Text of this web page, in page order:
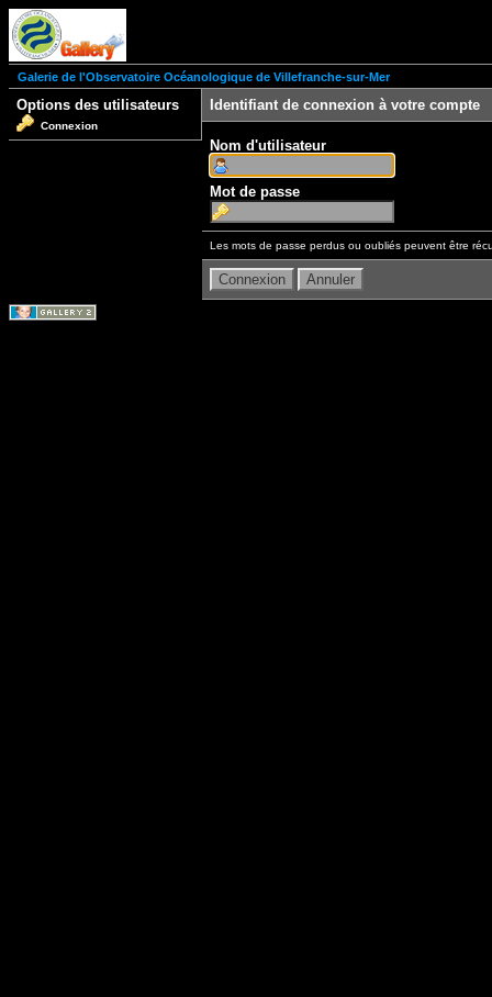
Galerie de l'Observatoire Océanologique de Villefranche-sur-Mer
Options des utilisateurs
Connexion
Identifiant de connexion à votre compte
Nom d'utilisateur
Mot de passe
Les mots de passe perdus ou oubliés peuvent être